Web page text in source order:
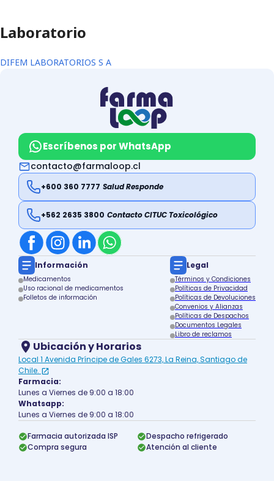
Laboratorio
DIFEM LABORATORIOS S A
Escríbenos por WhatsApp
contacto@farmaloop.cl
+600 360 7777 Salud Responde
+562 2635 3800 Contacto CITUC Toxicológico
Información
Medicamentos
Uso racional de medicamentos
Folletos de información
Legal
Términos y Condiciones
Políticas de Privacidad
Políticas de Devoluciones
Convenios y Alianzas
Políticas de Despachos
Documentos Legales
Libro de reclamos
Ubicación y Horarios
Local 1 Avenida Príncipe de Gales 6273, La Reina, Santiago de
Chile.
Farmacia:
Lunes a Viernes de 9:00 a 18:00
Whatsapp:
Lunes a Viernes de 9:00 a 18:00
Farmacia autorizada ISP
Despacho refrigerado
Compra segura
Atención al cliente